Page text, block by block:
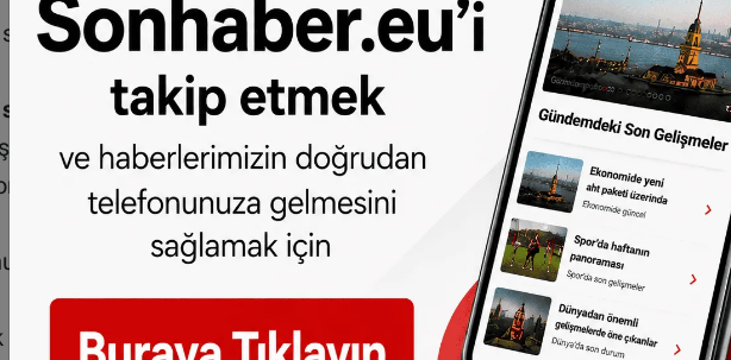
olanlarının extra yetkileri bulunmaktadır.
olanların görevleri:
(kırmızı çarpı işareti) uymayanlara ceza kesmek
ve Tırların park etmesi halinde ceza kesmek
sözlerine şöyle devam etti:
işaretlerine uymayan kişiler, otobanda kaza sonrası görev